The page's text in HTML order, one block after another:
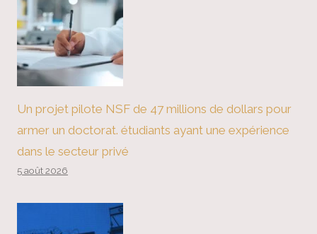
Un projet pilote NSF de 47 millions de dollars pour
armer un doctorat. étudiants ayant une expérience
dans le secteur privé
5 août 2026